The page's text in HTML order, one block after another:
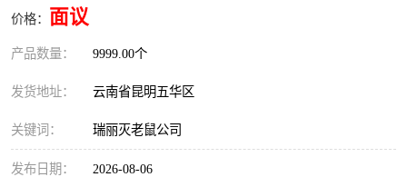
价格： 面议
产品数量： 9999.00个
发货地址： 云南省昆明五华区
关键词： 瑞丽灭老鼠公司
发布日期： 2026-08-06